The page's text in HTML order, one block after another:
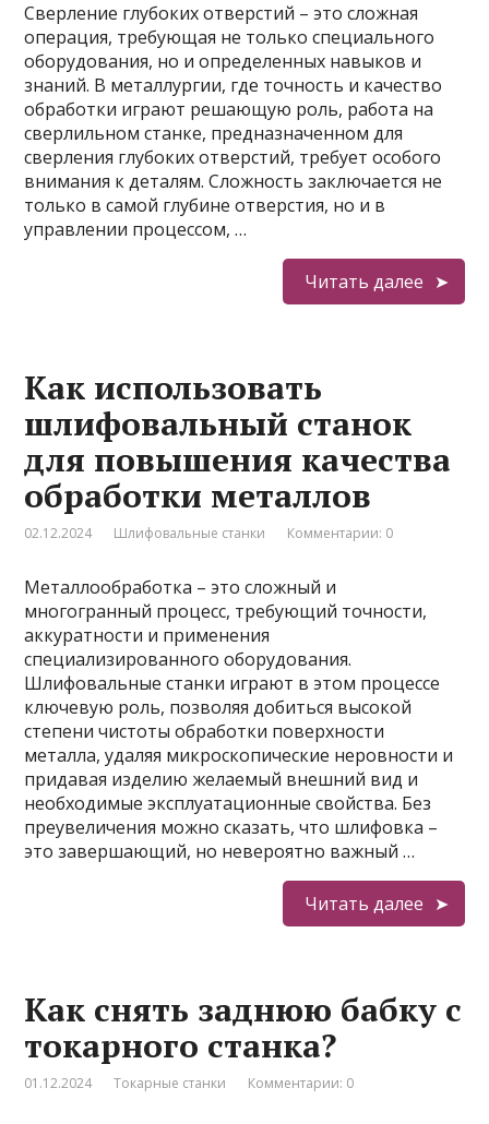
Сверление глубоких отверстий – это сложная
операция, требующая не только специального
оборудования, но и определенных навыков и
знаний. В металлургии, где точность и качество
обработки играют решающую роль, работа на
сверлильном станке, предназначенном для
сверления глубоких отверстий, требует особого
внимания к деталям. Сложность заключается не
только в самой глубине отверстия, но и в
управлении процессом, …
Читать далее
Как использовать
шлифовальный станок
для повышения качества
обработки металлов
02.12.2024 Шлифовальные станки Комментарии: 0
Металлообработка – это сложный и
многогранный процесс, требующий точности,
аккуратности и применения
специализированного оборудования.
Шлифовальные станки играют в этом процессе
ключевую роль, позволяя добиться высокой
степени чистоты обработки поверхности
металла, удаляя микроскопические неровности и
придавая изделию желаемый внешний вид и
необходимые эксплуатационные свойства. Без
преувеличения можно сказать, что шлифовка –
это завершающий, но невероятно важный …
Читать далее
Как снять заднюю бабку с
токарного станка?
01.12.2024 Токарные станки Комментарии: 0